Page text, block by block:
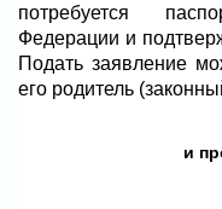
потребуется
Федерации и
Подать заявление
его родитель
и